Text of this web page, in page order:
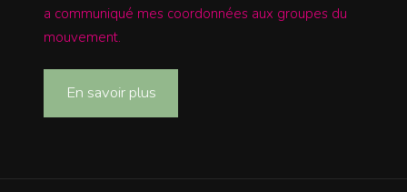
a communiqué mes coordonnées aux groupes du
mouvement.
En savoir plus